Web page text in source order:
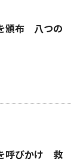
頒布 八つの
呼びかけ 救